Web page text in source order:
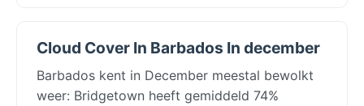
Cloud Cover In Barbados In december
Barbados kent in December meestal bewolkt
weer: Bridgetown heeft gemiddeld 74%